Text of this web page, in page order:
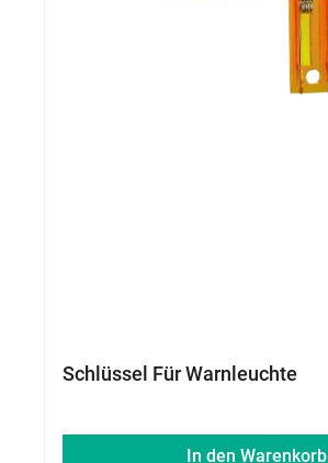
Schlüssel Für Warnleuchte
In den Warenkorb